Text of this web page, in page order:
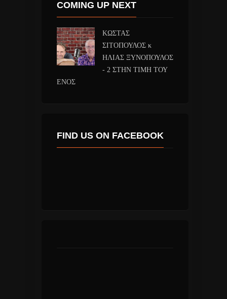
COMING UP NEXT
ΚΩΣΤΑΣ
ΣΙΤΟΠΟΥΛΟΣ κ
ΗΛΙΑΣ ΞΥΝΟΠΟΥΛΟΣ
- 2 ΣΤΗΝ ΤΙΜΗ ΤΟΥ
ΕΝΟΣ
FIND US ON FACEBOOK